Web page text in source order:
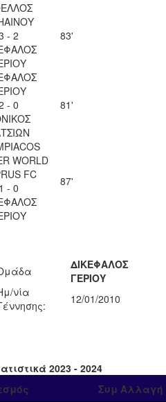
- 2
83'
- 0
81'
WORLD
FC
- 0
87'
ΔΙΚΕΦΑΛΟΣ
ΓΕΡΙΟΥ
νία
12/01/2010
2023 - 2024
Συμ Αλλαγή